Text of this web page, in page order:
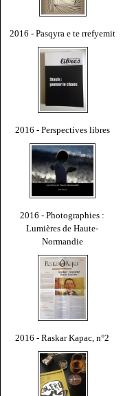
2016 - Pasqyra e te rrefyemit
2016 - Perspectives libres
2016 - Photographies :
Lumières de Haute-
Normandie
2016 - Raskar Kapac, n°2